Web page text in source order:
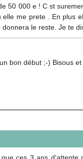
50 000 e ! C st
me prete . En plus
le reste. Je te
bon début ;-) Bisous
ces 3 ans